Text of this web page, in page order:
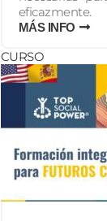
eficazmente.
MÁS INFO
CURSO